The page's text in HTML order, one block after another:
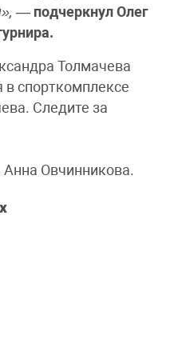
—подчеркнул Олег
Толмачева
в спорткомплексе
Следите за
Овчинникова.